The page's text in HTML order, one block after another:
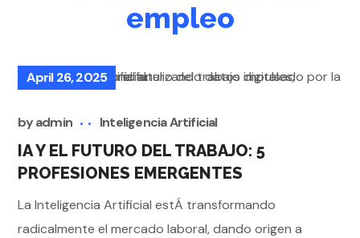
empleo
April 26, 2025
byadmin Inteligencia Artificial
IA Y EL FUTURO DEL TRABAJO: 5
PROFESIONES EMERGENTES
La Inteligencia Artificial estÁ transformando
radicalmente el mercado laboral, dando origen a